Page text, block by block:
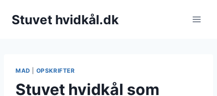
Stuvet hvidkål.dk
MAD OPSKRIFTER
Stuvet hvidkål som